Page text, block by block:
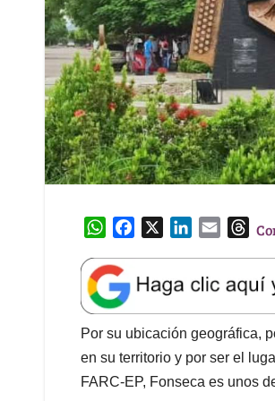
W
a
t
s
A
p
p
e
b
o
o
k
k
e
d
I
n
l
T
e
a
d
s
Por su ubicación geográfica,
en su territorio y por ser el
FARC-EP, Fonseca es unos